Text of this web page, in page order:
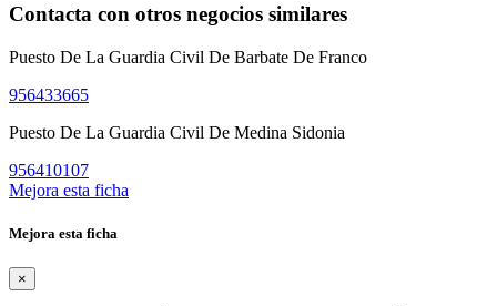
Contacta con otros negocios similares
Puesto De La Guardia Civil De Barbate De Franco
956433665
Puesto De La Guardia Civil De Medina Sidonia
956410107
Mejora esta ficha
Mejora esta ficha
×